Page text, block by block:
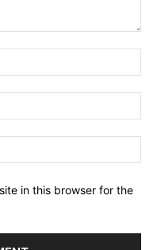
in this browser for the